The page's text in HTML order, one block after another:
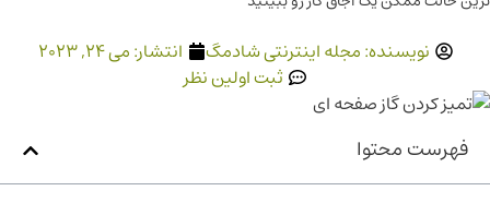
نویسنده:مجله اینترنتی شادمگ انتشار:می 24, 2023
ثبت اولین نظر
فهرست محتوا